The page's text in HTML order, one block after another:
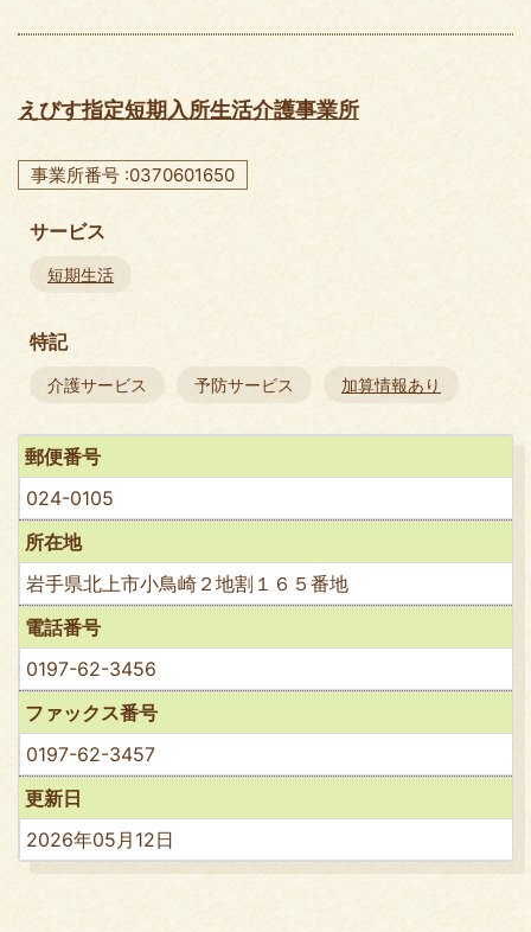
えびす指定短期入所生活介護事業所
事業所番号 :0370601650
サービス
短期生活
特記
介護サービス 予防サービス 加算情報あり
郵便番号
024-0105
所在地
岩手県北上市小鳥崎２地割１６５番地
電話番号
0197-62-3456
ファックス番号
0197-62-3457
更新日
2026年05月12日